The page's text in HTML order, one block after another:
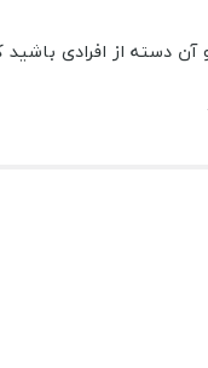
از افرادی